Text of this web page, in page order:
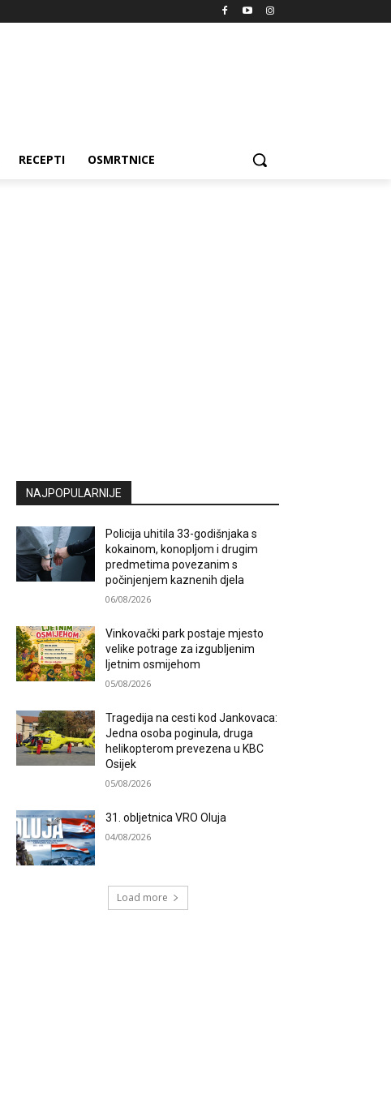
RECEPTI OSMRTNICE
NAJPOPULARNIJE
Policija uhitila 33-godišnjaka s
kokainom, konopljom i drugim
predmetima povezanim s
počinjenjem kaznenih djela
06/08/2026
Vinkovački park postaje mjesto
velike potrage za izgubljenim
ljetnim osmijehom
05/08/2026
Tragedija na cesti kod Jankovaca:
Jedna osoba poginula, druga
helikopterom prevezena u KBC
Osijek
05/08/2026
31. obljetnica VRO Oluja
04/08/2026
Load more